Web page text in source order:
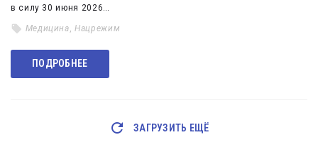
в силу 30 июня 2026…
Медицина,Нацрежим
ПОДРОБНЕЕ
ЗАГРУЗИТЬ ЕЩЁ